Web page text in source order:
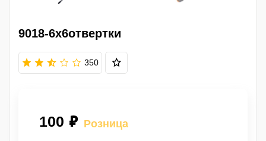
9018-6x6отвертки
350
100 ₽ Розница